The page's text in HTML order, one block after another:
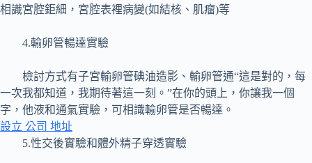
相識宮腔鉅細，宮腔表裡病變(如結核、肌瘤)等
4.輸卵管暢達實驗
檢討方式有子宮輸卵管碘油造影、輸卵管通“這是對的，每
一次我都知道，我期待著這一刻。”在你的頭上，你讓我一個
字，他液和通氣實驗，可相識輸卵管是否暢達。
設立 公司 地址
5.性交後實驗和體外精子穿透實驗